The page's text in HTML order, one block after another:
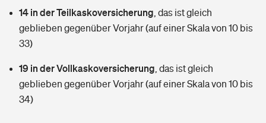
Sie haben Fragen?
Restkreditversicherung
Zur Übersicht
Tools
Hundehalter-Haftpflicht
Handyversicherung
Tools
Wer versichert was: Jetzt Versicherer finden
Sie haben Fragen?
14 in der Teilkaskoversicherung das ist gleich
geblieben gegenüber Vorjahr (auf einer Skala von 10 bis
33)
19 in der Vollkaskoversicherung das ist gleich
geblieben gegenüber Vorjahr (auf einer Skala von 10 bis
34)